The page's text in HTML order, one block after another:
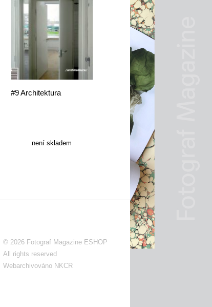
#9 Architektura
není skladem
© 2026 Fotograf Magazine ESHOP
All rights reserved
Webarchivováno NKCR